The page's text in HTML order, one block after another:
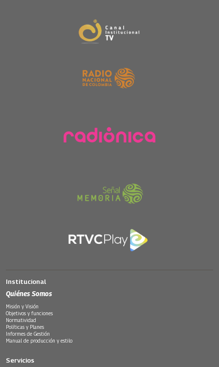
Institucional
Quiénes Somos
Misión y Visión
Objetivos y funciones
Normatividad
Políticas y Planes
Informes de Gestión
Manual de producción y estilo
Servicios